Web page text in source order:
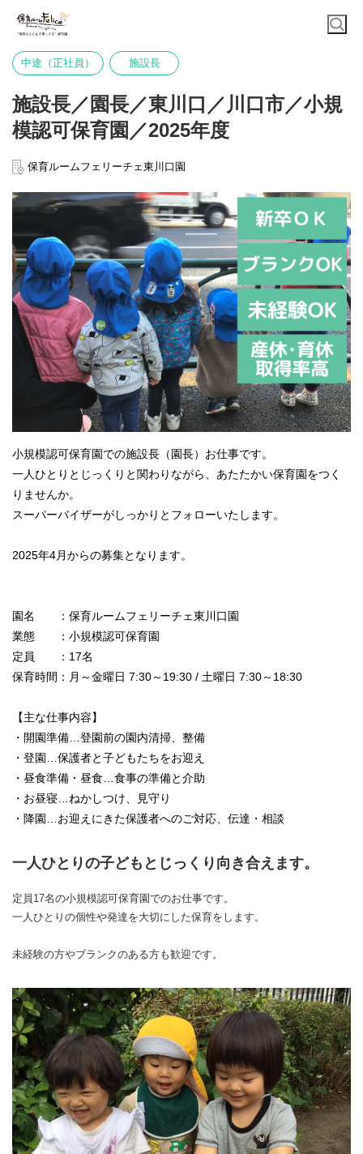
中途（正社員） 施設長
施設長／園長／東川口／川口市／小規
模認可保育園／2025年度
保育ルームフェリーチェ東川口園
小規模認可保育園での施設長（園長）お仕事です。
一人ひとりとじっくりと関わりながら、あたたかい保育園をつく
りませんか。
スーパーバイザーがしっかりとフォローいたします。
2025年4月からの募集となります。
園名 ：保育ルームフェリーチェ東川口園
業態 ：小規模認可保育園
定員 ：17名
保育時間：月～金曜日 7:30～19:30 / 土曜日 7:30～18:30
【主な仕事内容】
・開園準備…登園前の園内清掃、整備
・登園…保護者と子どもたちをお迎え
・昼食準備・昼食…食事の準備と介助
・お昼寝…ねかしつけ、見守り
・降園…お迎えにきた保護者へのご対応、伝達・相談
一人ひとりの子どもとじっくり向き合えます。
定員17名の小規模認可保育園でのお仕事です。
一人ひとりの個性や発達を大切にした保育をします。
未経験の方やブランクのある方も歓迎です。